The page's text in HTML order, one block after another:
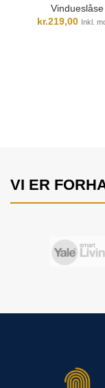
Vindueslåse
kr.219,00 Inkl.
VI ER